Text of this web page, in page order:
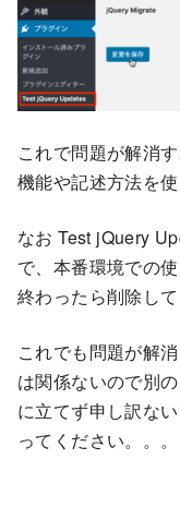
これで問題が解消
機能や記述方法を
なお Test jQuery
で、本番環境での
終わったら削除して
これでも問題が解
は関係ないので別
に立てず申し訳な
ってください。。。